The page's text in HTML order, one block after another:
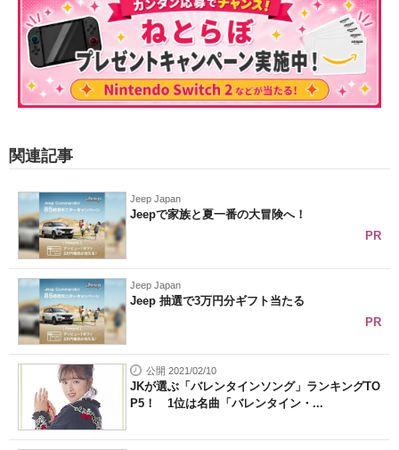
関連記事
Jeep Japan
Jeepで家族と夏一番の大冒険へ！
PR
Jeep Japan
Jeep 抽選で3万円分ギフト当たる
PR
公開 2021/02/10
JKが選ぶ「バレンタインソング」ランキングTO
P5！ 1位は名曲「バレンタイン・...